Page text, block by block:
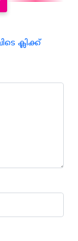
ക്ലിക്ക്